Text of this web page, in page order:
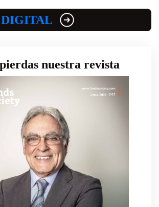
nuestra revista